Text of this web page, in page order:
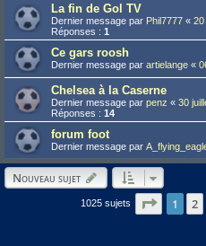
La fin de Gol TV
Dernier message par Phil7777 « 20
Réponses : 1
Ce gars roosh
Dernier message par artielange «
Chelsea à la Caserne
Dernier message par penz « 30
Réponses : 14
forum foot
Dernier message par
Nouveau sujet
1025 sujets Page sur
1 2